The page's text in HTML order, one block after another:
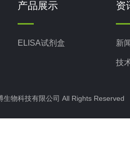
产品展示
ELISA试剂盒
资
新
技
生物科技有限公司 All Rights